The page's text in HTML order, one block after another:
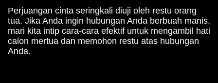
Perjuangan cinta seringkali diuji oleh restu orang
tua. Jika Anda ingin hubungan Anda berbuah manis,
mari kita intip cara-cara efektif untuk mengambil hati
calon mertua dan memohon restu atas hubungan
Anda.